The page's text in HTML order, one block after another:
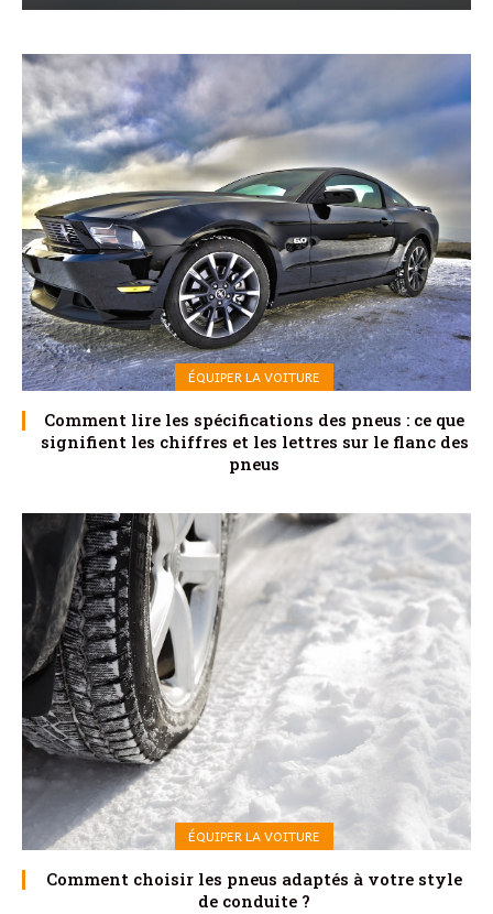
ÉQUIPER LA VOITURE
Comment lire les spécifications des pneus : ce que
signifient les chiffres et les lettres sur le flanc des
pneus
ÉQUIPER LA VOITURE
Comment choisir les pneus adaptés à votre style
de conduite ?